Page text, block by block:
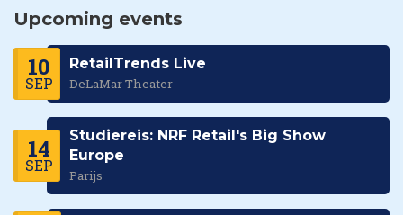
Upcoming events
10
SEP
RetailTrends Live
DeLaMar Theater
14
SEP
Studiereis: NRF Retail's Big Show
Europe
Parijs